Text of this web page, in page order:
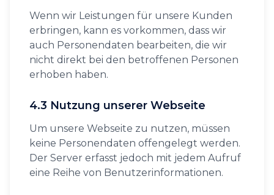
Wenn wir Leistungen für unsere Kunden
erbringen, kann es vorkommen, dass wir
auch Personendaten bearbeiten, die wir
nicht direkt bei den betroffenen Personen
erhoben haben.
4.3 Nutzung unserer Webseite
Um unsere Webseite zu nutzen, müssen
keine Personendaten offengelegt werden.
Der Server erfasst jedoch mit jedem Aufruf
eine Reihe von Benutzerinformationen.